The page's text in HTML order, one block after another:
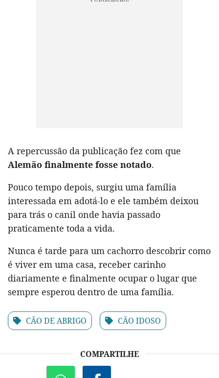
A repercussão da publicação fez com que
Alemão finalmente fosse notado.
Pouco tempo depois, surgiu uma família
interessada em adotá-lo e ele também deixou
para trás o canil onde havia passado
praticamente toda a vida.
Nunca é tarde para um cachorro descobrir como
é viver em uma casa, receber carinho
diariamente e finalmente ocupar o lugar que
sempre esperou dentro de uma família.
CÃO DE ABRIGO CÃO IDOSO
COMPARTILHE